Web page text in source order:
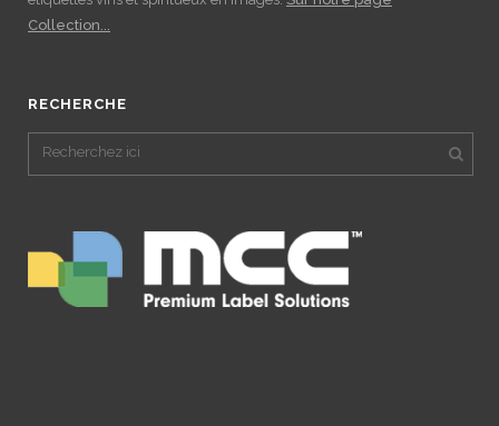
Collection...
RECHERCHE